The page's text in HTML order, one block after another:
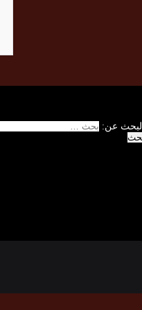
البحث عن: